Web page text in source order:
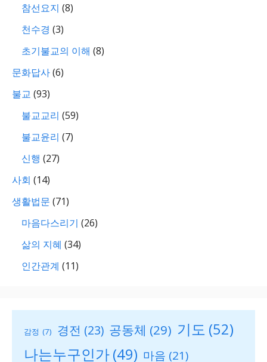
참선요지 (8)
천수경 (3)
초기불교의 이해 (8)
문화답사(6)
불교 (93)
불교교리 (59)
불교윤리 (7)
신행 (27)
사회 (14)
생활법문 (71)
마음다스리기 (26)
삶의 지혜 (34)
인간관계 (11)
감정 (7) 경전 (23) 공동체 (29) 기도 (52)
나는누구인가(49) 마음 (21)